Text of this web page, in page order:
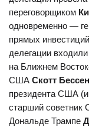
переговорщиком
одновременно —
прямых
делегации
на Ближнем
США Скотт
президента США (и
старший советник
Дональде Трампе